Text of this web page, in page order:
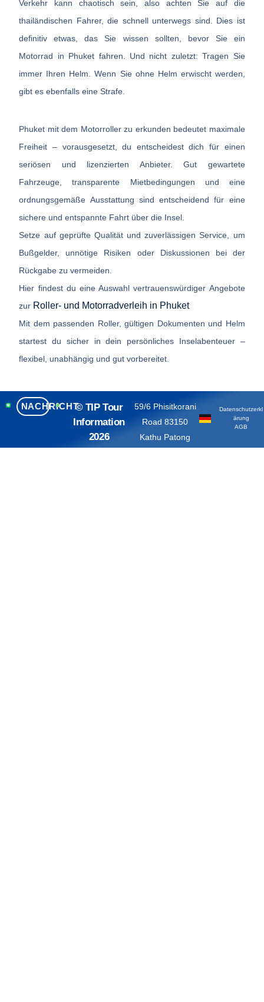
Verkehr kann chaotisch sein, also achten Sie auf die
thailändischen Fahrer, die schnell unterwegs sind. Dies ist
definitiv etwas, das Sie wissen sollten, bevor Sie ein
Motorrad in Phuket fahren. Und nicht zuletzt: Tragen Sie
immer Ihren Helm. Wenn Sie ohne Helm erwischt werden,
gibt es ebenfalls eine Strafe.
Phuket mit dem Motorroller zu erkunden bedeutet maximale
Freiheit – vorausgesetzt, du entscheidest dich für einen
seriösen und lizenzierten Anbieter. Gut gewartete
Fahrzeuge, transparente Mietbedingungen und eine
ordnungsgemäße Ausstattung sind entscheidend für eine
sichere und entspannte Fahrt über die Insel.
Setze auf geprüfte Qualität und zuverlässigen Service, um
Bußgelder, unnötige Risiken oder Diskussionen bei der
Rückgabe zu vermeiden.
Hier findest du eine Auswahl vertrauenswürdiger Angebote
zur Roller- und Motorradverleih in Phuket
Mit dem passenden Roller, gültigen Dokumenten und Helm
startest du sicher in dein persönliches Inselabenteuer –
flexibel, unabhängig und gut vorbereitet.
NACHRICHT© TIP Tour
Information
2026
Datenschutzerkl
ärung
AGB
59/6 Phisitkorani
Road 83150
Kathu Patong